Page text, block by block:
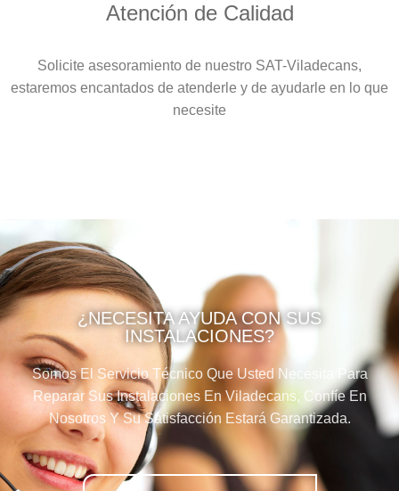
Atención de Calidad
Solicite asesoramiento de nuestro SAT-Viladecans,
estaremos encantados de atenderle y de ayudarle en lo que
necesite
¿NECESITA AYUDA CON SUS
INSTALACIONES?
Somos El Servicio Técnico Que Usted Necesita Para
Reparar Sus Instalaciones En Viladecans, Confíe En
Nosotros Y Su Satisfacción Estará Garantizada.